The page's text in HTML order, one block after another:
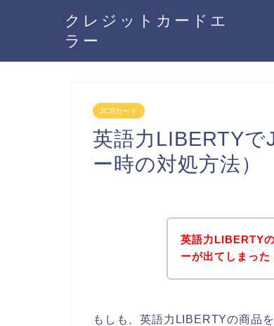
クレジットカードエ
ラー
JCBカード
英語力LIBERTY
ー時の対処方法）
英語力LIBERTY
ーが出てしまった
もしも、英語力LIBERTYの商品